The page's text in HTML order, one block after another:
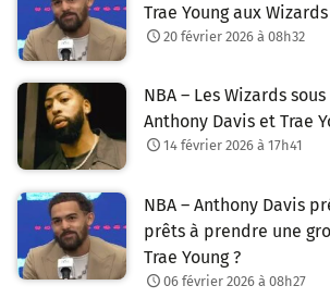
Trae Young aux Wizards
20 février 2026 à 08h32
NBA – Les Wizards
Anthony Davis et Trae
14 février 2026 à 17h41
NBA – Anthony Davis
prêts à prendre une
Trae Young ?
06 février 2026 à 08h27